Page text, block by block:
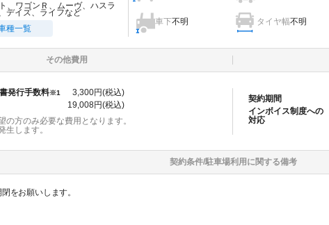
、ワゴンＲ、ムーヴ、ハスラ
デイズ、ライフなど
種一覧
車下不明 タイヤ幅不明
その他費用
発行手数料※1 3,300円(税込)
19,008円(税込)
方のみ必要な費用となります。
生します。
契約期間
インボイス制度への
対応
契約条件/駐車場利用に関する備考
をお願いします。